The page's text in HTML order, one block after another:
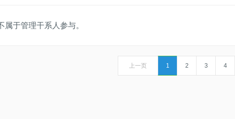
属于管理干系人参与。
上一页 1 2 3 4